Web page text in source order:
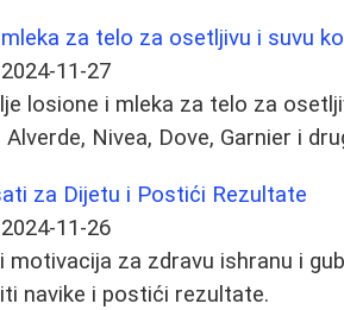
za telo za osetljivu i suvu
2024-11-27
losione i mleka za telo za
Nivea, Dove, Garnier i
za Dijetu i Postići Rezultate
2024-11-26
motivacija za zdravu ishranu i
navike i postići rezultate.